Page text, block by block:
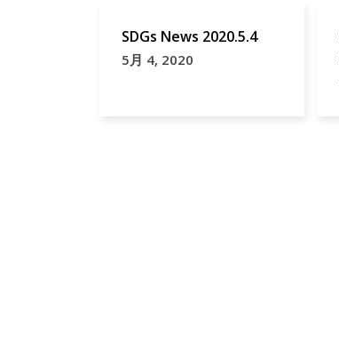
Photoswitch
SDGs News 2020.5.4
5月 4, 2020